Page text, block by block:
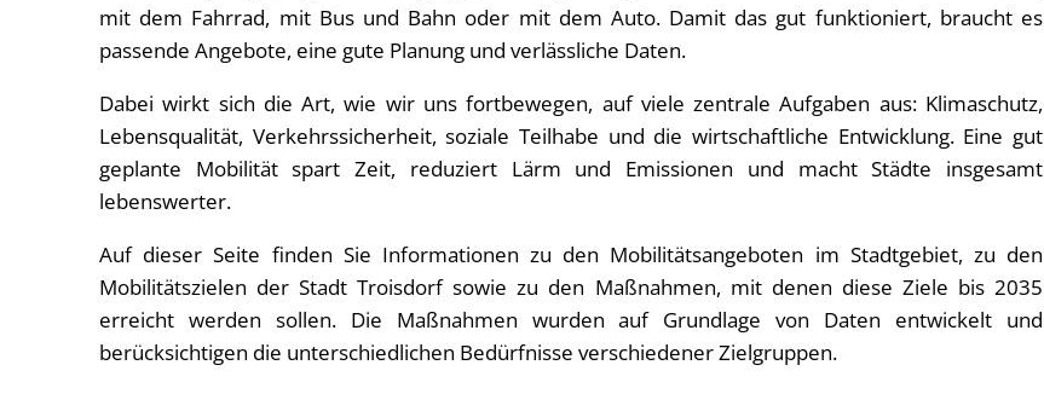
mit dem Fahrrad, mit Bus und Bahn oder mit dem Auto. Damit das gut funktioniert, braucht es
passende Angebote, eine gute Planung und verlässliche Daten.
Dabei wirkt sich die Art, wie wir uns fortbewegen, auf viele zentrale Aufgaben aus: Klimaschutz,
Lebensqualität, Verkehrssicherheit, soziale Teilhabe und die wirtschaftliche Entwicklung. Eine gut
geplante Mobilität spart Zeit, reduziert Lärm und Emissionen und macht Städte insgesamt
lebenswerter.
Auf dieser Seite finden Sie Informationen zu den Mobilitätsangeboten im Stadtgebiet, zu den
Mobilitätszielen der Stadt Troisdorf sowie zu den Maßnahmen, mit denen diese Ziele bis 2035
erreicht werden sollen. Die Maßnahmen wurden auf Grundlage von Daten entwickelt und
berücksichtigen die unterschiedlichen Bedürfnisse verschiedener Zielgruppen.